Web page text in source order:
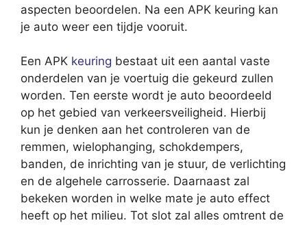
aspecten beoordelen. Na een APK keuring kan
je auto weer een tijdje vooruit.
Een APK keuring bestaat uit een aantal vaste
onderdelen van je voertuig die gekeurd zullen
worden. Ten eerste wordt je auto beoordeeld
op het gebied van verkeersveiligheid. Hierbij
kun je denken aan het controleren van de
remmen, wielophanging, schokdempers,
banden, de inrichting van je stuur, de verlichting
en de algehele carrosserie. Daarnaast zal
bekeken worden in welke mate je auto effect
heeft op het milieu. Tot slot zal alles omtrent de